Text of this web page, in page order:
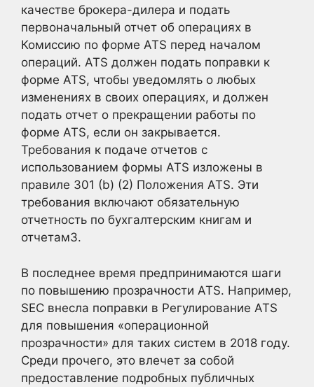
качестве брокера-дилера и подать
первоначальный отчет об операциях в
Комиссию по форме ATS перед началом
операций. ATS должен подать поправки к
форме ATS, чтобы уведомлять о любых
изменениях в своих операциях, и должен
подать отчет о прекращении работы по
форме ATS, если он закрывается.
Требования к подаче отчетов с
использованием формы ATS изложены в
правиле 301 (b) (2) Положения ATS. Эти
требования включают обязательную
отчетность по бухгалтерским книгам и
отчетам3.
В последнее время предпринимаются шаги
по повышению прозрачности ATS. Например,
SEC внесла поправки в Регулирование ATS
для повышения «операционной
прозрачности» для таких систем в 2018 году.
Среди прочего, это влечет за собой
предоставление подробных публичных